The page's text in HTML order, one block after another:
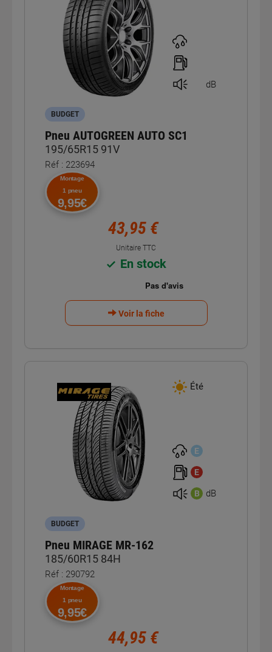
dB
BUDGET
Pneu AUTOGREEN AUTO SC1
195/65R15 91V
Réf : 223694
Montage
1 pneu
9,95€
43,95 €
Unitaire TTC
En stock
Voir la fiche
Été
E
E
B dB
BUDGET
Pneu MIRAGE MR-162
185/60R15 84H
Réf : 290792
Montage
1 pneu
9,95€
44,95 €